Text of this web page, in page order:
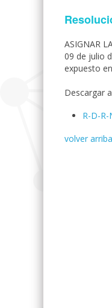
ASIGNAR
09 de julio
expuesto
Descargar
R-D-
volver arriba